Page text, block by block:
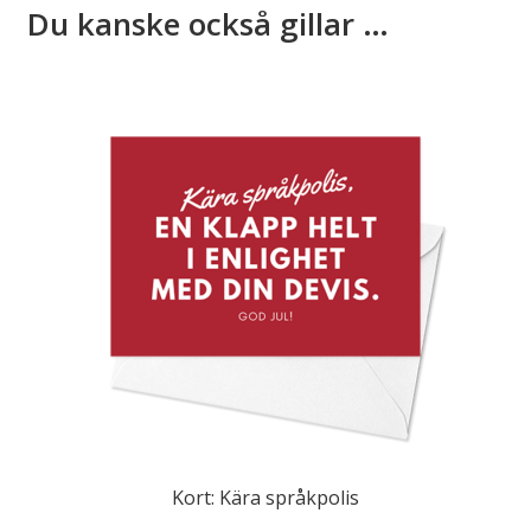
Du kanske också gillar …
Kort: Kära språkpolis